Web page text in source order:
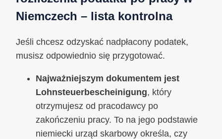
Niemczech – lista kontrolna
Jeśli chcesz odzyskać nadpłacony podatek,
musisz odpowiednio się przygotować.
Najważniejszym dokumentem jest
Lohnsteuerbescheinigung, który
otrzymujesz od pracodawcy po
zakończeniu pracy. To na jego podstawie
niemiecki urząd skarbowy określa, czy